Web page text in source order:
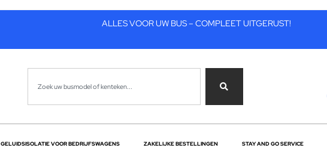
ALLES VOOR UW BUS – COMPLEET UITGERUST!
GELUIDSISOLATIE VOOR BEDRIJFSWAGENS ZAKELIJKE BESTELLINGEN STAY AND GO SERVICE